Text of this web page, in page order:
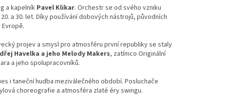
a kapelník Pavel Klikar. Orchestr se od svého vzniku
a 30. let. Díky používání dobových nástrojů, původních
projev a smysl pro atmosféru první republiky se staly
Havelka a jeho Melody Makers, zatímco Originální
a jeho spolupracovníků.
i taneční hudba meziválečného období. Posluchače
choreografie a atmosféra zlaté éry swingu.